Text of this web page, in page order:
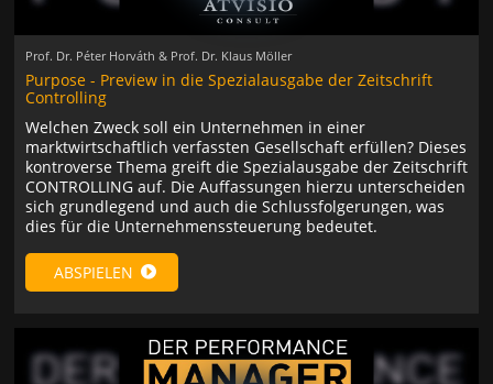
Prof. Dr. Péter Horváth & Prof. Dr. Klaus Möller
Purpose - Preview in die Spezialausgabe der Zeitschrift
Controlling
Welchen Zweck soll ein Unternehmen in einer
marktwirtschaftlich verfassten Gesellschaft erfüllen? Dieses
kontroverse Thema greift die Spezialausgabe der Zeitschrift
CONTROLLING auf. Die Auffassungen hierzu unterscheiden
sich grundlegend und auch die Schlussfolgerungen, was
dies für die Unternehmenssteuerung bedeutet.
ABSPIELEN